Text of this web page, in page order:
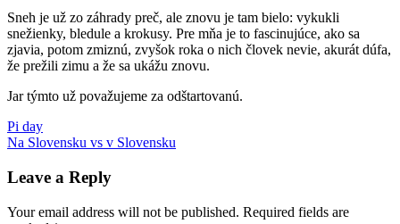
Sneh je už zo záhrady preč, ale znovu je tam bielo: vykukli
snežienky, bledule a krokusy. Pre mňa je to fascinujúce, ako sa
zjavia, potom zmiznú, zvyšok roka o nich človek nevie, akurát dúfa,
že prežili zimu a že sa ukážu znovu.
Jar týmto už považujeme za odštartovanú.
bledule
Post
navigation
Previous
Post:
Pi day
Next
Na Slovensku vs v Slovensku
Leave a Reply
Your email address will not be published. Required fields are